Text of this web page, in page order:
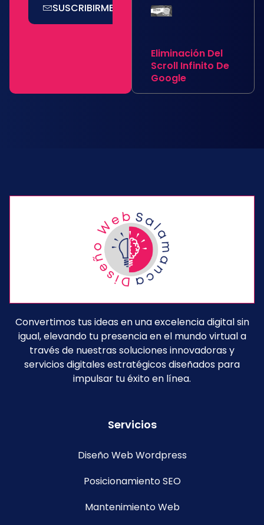
SUSCRIBIRME
Eliminación Del
Scroll Infinito De
Google
Convertimos tus ideas en una excelencia digital sin
igual, elevando tu presencia en el mundo virtual a
través de nuestras soluciones innovadoras y
servicios digitales estratégicos diseñados para
impulsar tu éxito en línea.
Servicios
Diseño Web Wordpress
Posicionamiento SEO
Mantenimiento Web